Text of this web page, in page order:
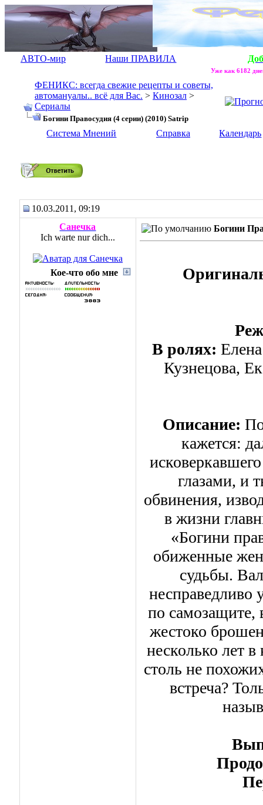
АВТО-мир Наши ПРАВИЛА
Уже как 6182
ФЕНИКС: всегда свежие рецепты и советы,
автомануалы.. всё для Вас. > Кинозал >
Сериалы
Богини Правосудия (4 серии) (2010) Satrip
Система Мнений Справка Календарь
10.03.2011, 09:19
Санечка
Ich warte nur dich...
Кое-что обо мне
Богини
В ролях:
Кузнецова,
Описание:
кажется:
глазами, и
обвинения,
в жизни
«Богини
обиженные
судьбы.
несправедливо
по самозащите,
жестоко
несколько лет
столь не
встреча?